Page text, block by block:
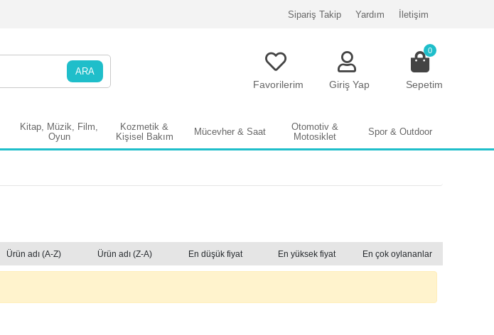
Sipariş Takip Yardım İletişim
ARA
Favorilerim Giriş Yap
0
Sepetim
Kitap, Müzik, Film,
Oyun
Kozmetik &
Kişisel Bakım
Mücevher & Saat
Otomotiv &
Motosiklet
Spor & Outdoor
Ürün adı (A-Z) Ürün adı (Z-A) En düşük fiyat En yüksek fiyat En çok oylananlar